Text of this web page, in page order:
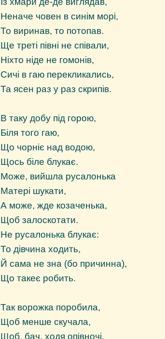
Неначе човен в синім морі,
То виринав, то потопав.
Ще треті півні не співали,
Ніхто ніде не гомонів,
Сичі в гаю перекликались,
Та ясен раз у раз скрипів.
В таку добу під горою,
Біля того гаю,
Що чорніє над водою,
Щось біле блукає.
Може, вийшла русалонька
Матері шукати,
А може, жде козаченька,
Щоб залоскотати.
Не русалонька блукає:
То дівчина ходить,
Й сама не зна (бо причинна),
Що такеє робить.
Так ворожка поробила,
Щоб менше скучала,
Щоб, бач, ходя опівночі,